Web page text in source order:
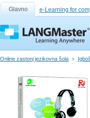
Glavno e-Learning for
Online zastonj jezikovna šola